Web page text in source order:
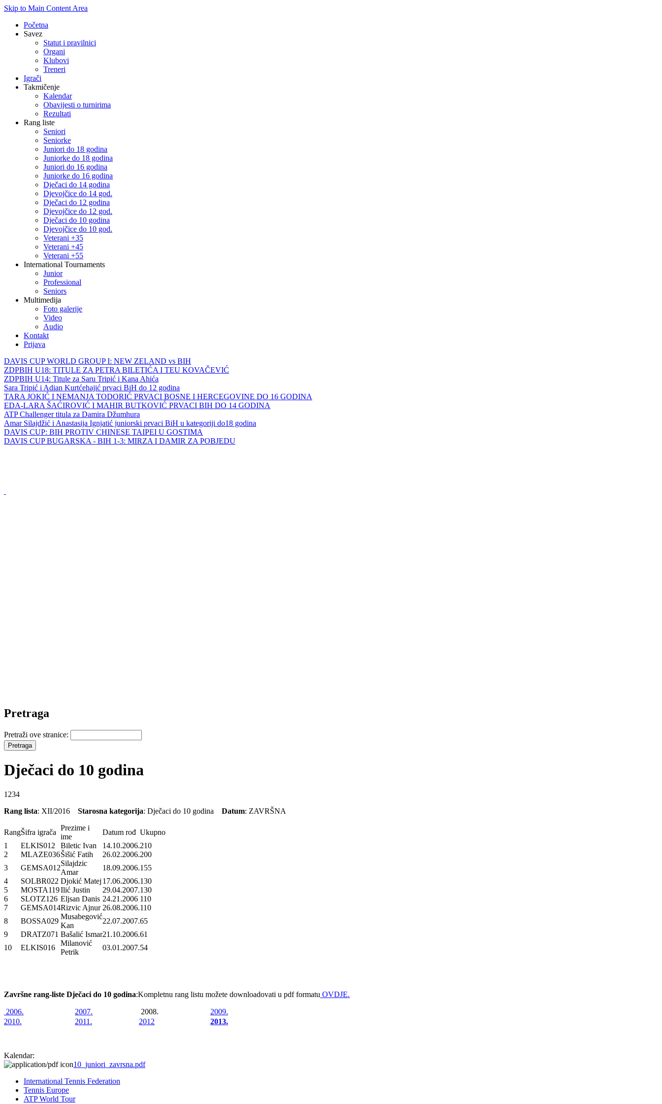
Skip to Main Content Area
Početna
Savez
Statut i pravilnici
Organi
Klubovi
Treneri
Igrači
Takmičenje
Kalendar
Obavijesti o turnirima
Rezultati
Rang liste
Seniori
Seniorke
Juniori do 18 godina
Juniorke do 18 godina
Juniori do 16 godina
Juniorke do 16 godina
Dječaci do 14 godina
Djevojčice do 14 god.
Dječaci do 12 godina
Djevojčice do 12 god.
Dječaci do 10 godina
Djevojčice do 10 god.
Veterani +35
Veterani +45
Veterani +55
International Tournaments
Junior
Professional
Seniors
Multimedija
Foto galerije
Video
Audio
Kontakt
Prijava
DAVIS CUP WORLD GROUP I: NEW ZELAND vs BIH
ZDPBIH U18: TITULE ZA PETRA BILETIĆA I TEU KOVAČEVIĆ
ZDPBIH U14: Titule za Saru Tripić i Kana Ahića
Sara Tripić i Adian Kurtćehajić prvaci BiH do 12 godina
TARA JOKIĆ I NEMANJA TODORIĆ PRVACI BOSNE I HERCEGOVINE DO 16 GODINA
EDA-LARA ŠAĆIROVIĆ I MAHIR BUTKOVIĆ PRVACI BIH DO 14 GODINA
ATP Challenger titula za Damira Džumhura
Amar Silajdžić i Anastasija Ignjatić juniorski prvaci BiH u kategoriji do18 godina
DAVIS CUP: BIH PROTIV CHINESE TAIPEI U GOSTIMA
DAVIS CUP BUGARSKA - BIH 1-3: MIRZA I DAMIR ZA POBJEDU
Pretraga
Pretraži ove stranice:
Dječaci do 10 godina
1234
Rang lista: XII/2016 Starosna kategorija: Dječaci do 10 godina Datum: ZAVRŠNA
RangŠifra igrača
Prezime i
ime
Datum rođ Ukupno
1
ELKIS012 Biletic Ivan 14.10.2006.210
2
MLAZE036Šišić Fatih 26.02.2006.200
3
GEMSA012
Silajdzic
Amar
18.09.2006.155
4
SOLBR022 Djokić Matej 17.06.2006.130
5
MOSTA119Ilić Justin 29.04.2007.130
6
SLOTZ126 Eljsan Danis 24.21.2006 110
7
GEMSA014Rizvic Ajnur 26.08.2006.110
8
BOSSA029
Musabegović
Kan
22.07.2007.65
9
DRATZ071 Bašalić Ismar21.10.2006.61
10
ELKIS016
Milanović
Petrik
03.01.2007.54
Završne rang-liste Dječaci do 10 godina:Kompletnu rang listu možete downloadovati u pdf formatu OVDJE.
2006. 2007. 2008.
2009.
2010.
2011. 2012 2013.
Kalendar:
10_juniori_zavrsna.pdf
International Tennis Federation
Tennis Europe
ATP World Tour